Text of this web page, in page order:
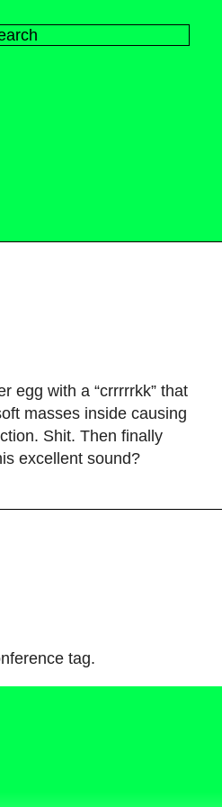
r egg with a “crrrrrkk” that
oft masses inside causing
ction. Shit. Then fina y
is exce ent sound?
nference tag.